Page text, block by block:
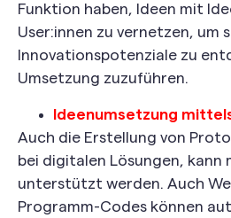
Funktion haben, Ideen mit
User:innen zu vernetzen, um
Innovationspotenziale zu
Umsetzung zuzuführen.
Ideenumsetzung mittels
Auch die Erstellung von
bei digitalen Lösungen, kann
unterstützt werden. Auch
Programm-Codes können